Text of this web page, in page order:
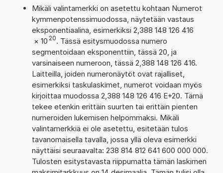
Mikäli valintamerkki on asetettu kohtaan Numerot
kymmenpotenssimuodossa, näytetään vastaus
eksponentiaalina, esimerkiksi 2,388 148 126 416
× 10 20. Tässä esitysmuodossa numero
segmentoidaan eksponenttiin, tässä 20, ja
varsinaiseen numeroon, tässä 2,388 148 126 416.
Laitteilla, joiden numeronäytöt ovat rajalliset,
esimerkiksi taskulaskimet, numerot voidaan myös
kirjoittaa muodossa 2,388 148 126 416 E+20. Tämä
tekee etenkin erittäin suurten tai erittäin pienten
numeroiden lukemisen helpommaksi. Mikäli
valintamerkkiä ei ole asetettu, esitetään tulos
tavanomaisella tavalla, jossa yllä oleva esimerkki
näyttäisi seuraavalta: 238 814 812 641 600 000 000.
Tulosten esitystavasta riippumatta tämän laskimen